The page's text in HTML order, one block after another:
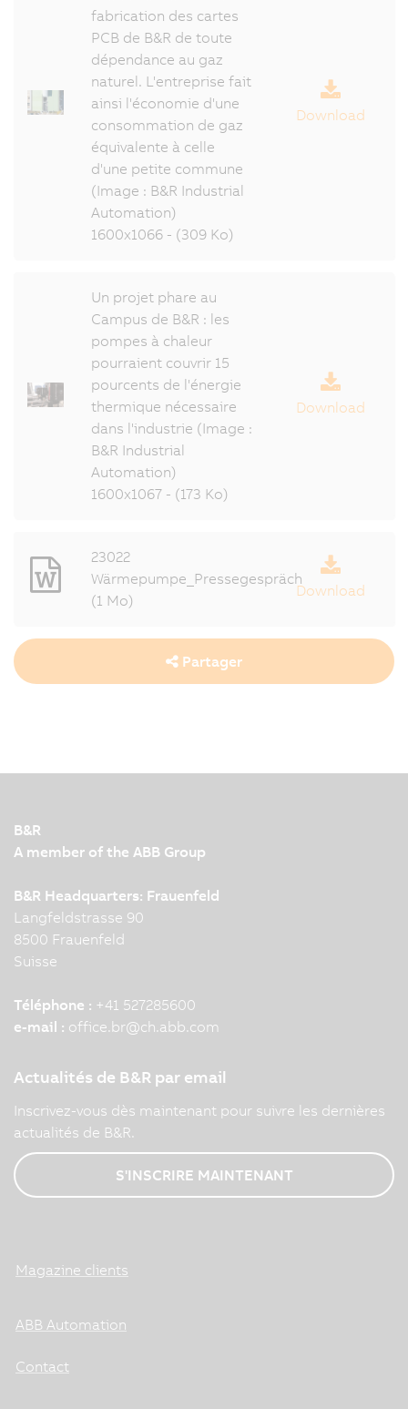
fabrication des cartes
PCB de B&R de toute
dépendance au gaz
naturel. L'entreprise fait
ainsi l'économie d'une
consommation de gaz
équivalente à celle
d'une petite commune
(Image : B&R Industrial
Automation)
1600x1066 - (309 Ko)
Download
Un projet phare au
Campus de B&R : les
pompes à chaleur
pourraient couvrir 15
pourcents de l'énergie
thermique nécessaire
dans l'industrie (Image :
B&R Industrial
Automation)
1600x1067 - (173 Ko)
Download
23022
Wärmepumpe_Pressegespräch
(1 Mo)
Download
Partager
B&R
A member of the ABB Group
B&R Headquarters: Frauenfeld
Langfeldstrasse 90
8500 Frauenfeld
Suisse
Téléphone : +41 527285600
e-mail : office.br@ch.abb.com
Actualités de B&R par email
Inscrivez-vous dès maintenant pour suivre les dernières
actualités de B&R.
S'INSCRIRE MAINTENANT
Magazine clients
ABB Automation
Contact